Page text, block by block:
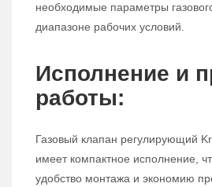
необходимые параметры
диапазоне рабочих условий.
Исполнение и
работы:
Газовый клапан регулирующий
имеет компактное исполнение,
удобство монтажа и экономию